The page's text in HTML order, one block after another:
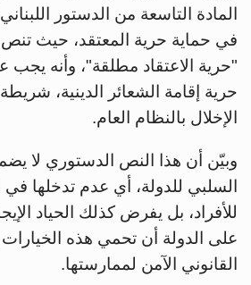
المادة التاسعة من الدستور
في حماية حرية المعتقد، حيث
"حرية الاعتقاد مطلقة"، وأنه يجب
حرية إقامة الشعائر الدينية،
الإخلال بالنظام العام.
وبيّن أن هذا النص الدستوري لا
السلبي للدولة، أي عدم تدخلها في
للأفراد، بل يفرض كذلك الحياد
على الدولة أن تحمي هذه الخيارات
القانوني الآمن لممارستها.